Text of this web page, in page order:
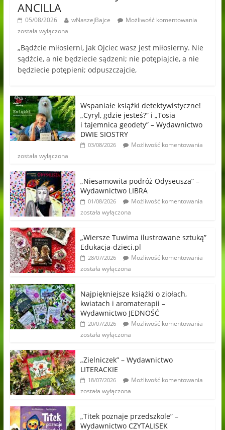
ANCILLA
05/08/2026 wNaszejBajce
Możliwość komentowania
została wyłączona
„Bądźcie miłosierni, jak Ojciec wasz jest miłosierny. Nie
sądźcie, a nie będziecie sądzeni; nie potępiajcie, a nie
będziecie potępieni; odpuszczajcie,
Wspaniałe książki detektywistyczne!
„Cyryl, gdzie jesteś?” i „Tosia
i tajemnica geodety” – Wydawnictwo
DWIE SIOSTRY
03/08/2026
Możliwość komentowania
została wyłączona
„Niesamowita podróż Odyseusza” –
Wydawnictwo LIBRA
01/08/2026
Możliwość komentowania
została wyłączona
„Wiersze Tuwima ilustrowane sztuką”
Edukacja-dzieci.pl
28/07/2026
Możliwość komentowania
została wyłączona
Najpiękniejsze książki o ziołach,
kwiatach i aromaterapii –
Wydawnictwo JEDNOŚĆ
20/07/2026
Możliwość komentowania
została wyłączona
„Zielniczek” – Wydawnictwo
LITERACKIE
18/07/2026
Możliwość komentowania
została wyłączona
„Titek poznaje przedszkole” –
Wydawnictwo CZYTALISEK